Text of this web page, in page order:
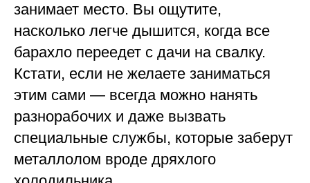
занимает место. Вы ощутите,
насколько легче дышится, когда все
барахло переедет с дачи на свалку.
Кстати, если не желаете заниматься
этим сами — всегда можно нанять
разнорабочих и даже вызвать
специальные службы, которые заберут
металлолом вроде дряхлого